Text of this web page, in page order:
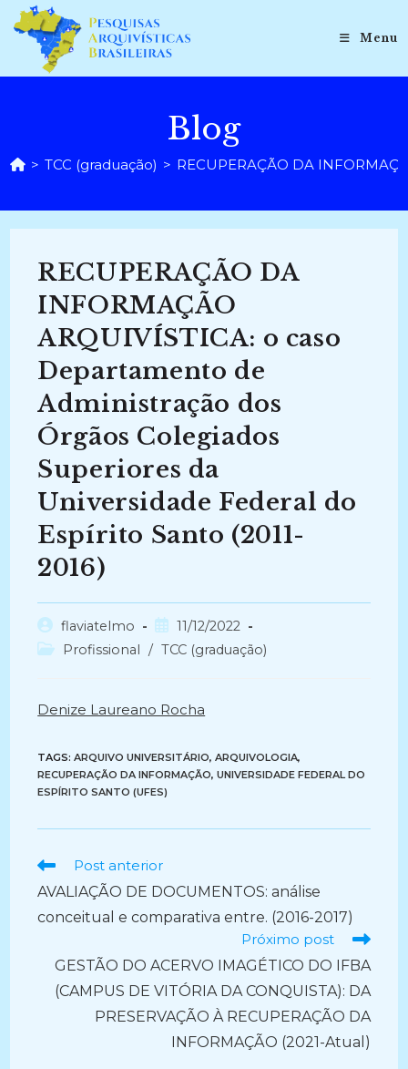
para
conteúdo
Menu
Blog
> TCC (graduação) > RECUPERAÇÃO DA
RECUPERAÇÃO DA
INFORMAÇÃO
ARQUIVÍSTICA: o caso
Departamento de
Administração dos
Órgãos Colegiados
Superiores da
Universidade Federal do
Espírito Santo (2011-
2016)
Autor
do
flaviatelmo
Post
publicado:
11/12/2022
Categoria
Profissional / TCC (graduação)
Denize Laureano Rocha
TAGS:ARQUIVO UNIVERSITÁRIO, ARQUIVOLOGIA,
RECUPERAÇÃO DA INFORMAÇÃO, UNIVERSIDADE FEDERAL DO
ESPÍRITO SANTO (UFES)
Ler
artigos
Post anterior
AVALIAÇÃO DE DOCUMENTOS: análise
conceitual e comparativa entre. (2016-2017)
Próximo post
GESTÃO DO ACERVO IMAGÉTICO DO IFBA
(CAMPUS DE VITÓRIA DA CONQUISTA): DA
PRESERVAÇÃO À RECUPERAÇÃO DA
INFORMAÇÃO (2021-Atual)